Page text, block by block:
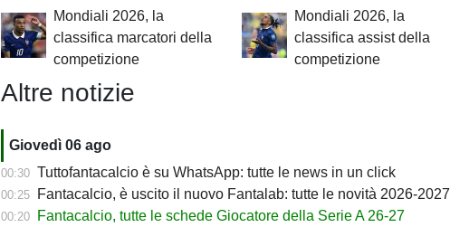
Mondiali 2026, la
classifica marcatori della
competizione
Mondiali 2026, la
classifica assist della
competizione
Altre notizie
Giovedì 06 ago
00:30 Tuttofantacalcio è su WhatsApp: tutte le news in un click
00:25 Fantacalcio, è uscito il nuovo Fantalab: tutte le novità 2026-2027
00:20 Fantacalcio, tutte le schede Giocatore della Serie A 26-27